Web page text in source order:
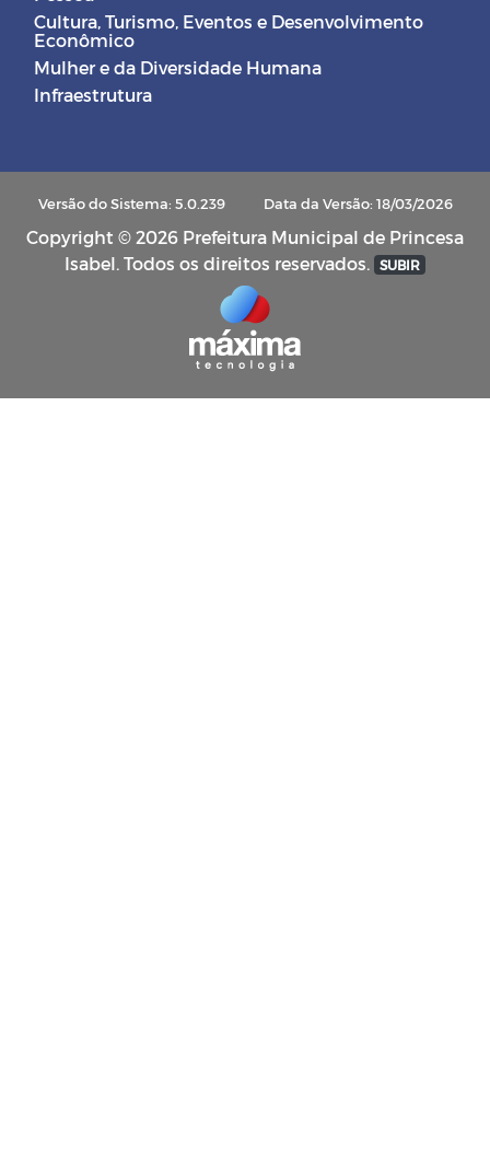
Cultura, Turismo, Eventos e Desenvolvimento
Econômico
Mulher e da Diversidade Humana
Infraestrutura
Versão do Sistema: 5.0.239 Data da Versão: 18/03/2026
Copyright © 2026 Prefeitura Municipal de Princesa
Isabel. Todos os direitos reservados. SUBIR